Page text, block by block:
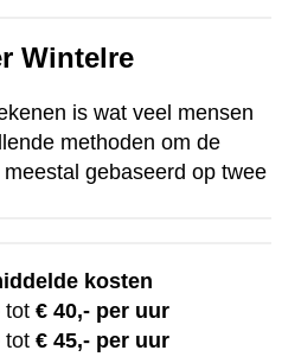
Wintelre
is wat veel mensen
methoden om de
gebaseerd op twee
kosten
tot € 40,- per uur
tot € 45,- per uur